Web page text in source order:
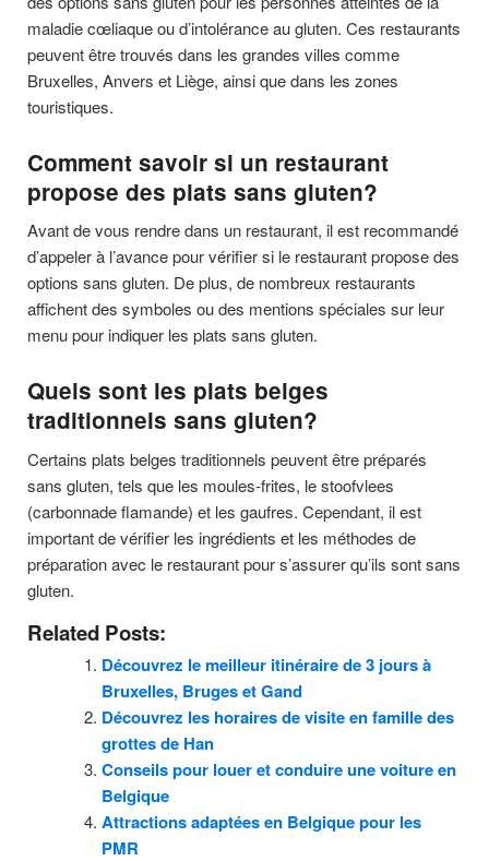
maladie cœliaque ou d’intolérance au gluten. Ces restaurants
peuvent être trouvés dans les grandes villes comme
Bruxelles, Anvers et Liège, ainsi que dans les zones
touristiques.
Comment savoir si un restaurant
propose des plats sans gluten?
Avant de vous rendre dans un restaurant, il est recommandé
d’appeler à l’avance pour vérifier si le restaurant propose des
options sans gluten. De plus, de nombreux restaurants
affichent des symboles ou des mentions spéciales sur leur
menu pour indiquer les plats sans gluten.
Quels sont les plats belges
traditionnels sans gluten?
Certains plats belges traditionnels peuvent être préparés
sans gluten, tels que les moules-frites, le stoofvlees
(carbonnade flamande) et les gaufres. Cependant, il est
important de vérifier les ingrédients et les méthodes de
préparation avec le restaurant pour s’assurer qu’ils sont sans
gluten.
Related Posts:
Découvrez le meilleur itinéraire de 3 jours à
Bruxelles, Bruges et Gand
Découvrez les horaires de visite en famille des
grottes de Han
Conseils pour louer et conduire une voiture en
Belgique
Attractions adaptées en Belgique pour les
PMR